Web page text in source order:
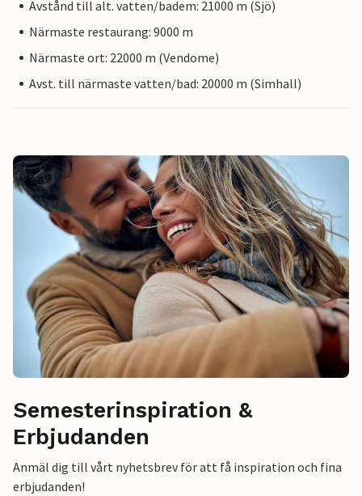
Avstånd till alt. vatten/badem: 21000 m (Sjö)
Närmaste restaurang: 9000 m
Närmaste ort: 22000 m (Vendome)
Avst. till närmaste vatten/bad: 20000 m (Simhall)
Semesterinspiration &
Erbjudanden
Anmäl dig till vårt nyhetsbrev för att få inspiration och fina
erbjudanden!